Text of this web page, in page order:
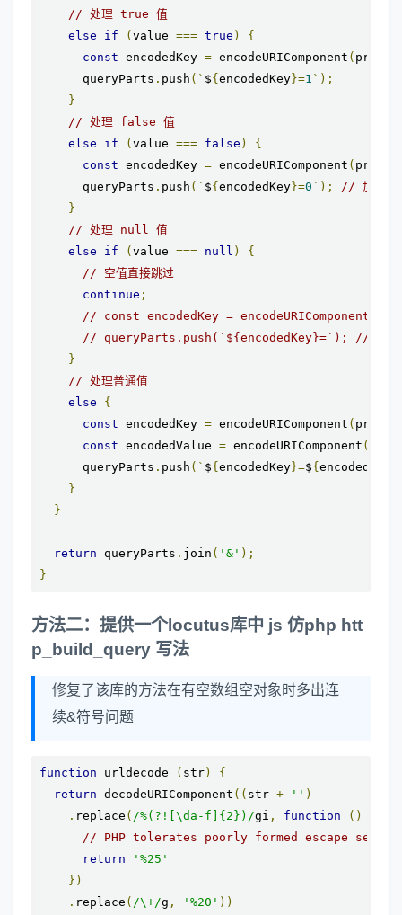
// 处理 true 值
else
if ( value === true )
{
const encodedKey = encodeURIComponent (
      queryParts
. push (` ${ encodedKey }=1 `);
}
// 处理 false 值
else
if ( value === false )
{
const encodedKey = encodeURIComponent (
      queryParts
. push (` ${ encodedKey }=0 `);
// 加上等
}
// 处理 null 值
else
if ( value === null )
{
// 空值直接跳过
continue ;
// const encodedKey =
// queryParts.push(`${encodedKey}=`); // 加上
}
// 处理普通值
else
{
const encodedKey = encodeURIComponent (
const encodedValue = encodeURIComponent (
      queryParts
. push (` ${ encodedKey }=${
}
}
return queryParts . join ( '&' );
}
方法二：提供一个locutus库中 js 仿php htt
p_build_query 写法
修复了该库的方法在有空数组空对象时多出连
续&符号问题
function urldecode ( str)
{
return decodeURIComponent (( str + '' )
. replace ( /%(?![\da-f]{2})/gi , function ()
// PHP tolerates poorly formed escape
return
'%25'
})
. replace ( /\+/g , '%20' ))